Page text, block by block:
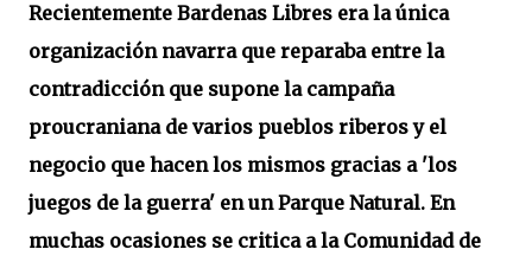
Recientemente Bardenas Libres era la única
organización navarra que reparaba entre la
contradicción que supone la campaña
proucraniana de varios pueblos riberos y el
negocio que hacen los mismos gracias a 'los
juegos de la guerra' en un Parque Natural. En
muchas ocasiones se critica a la Comunidad de